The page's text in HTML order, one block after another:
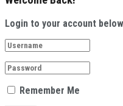
Login to your account below
Remember Me